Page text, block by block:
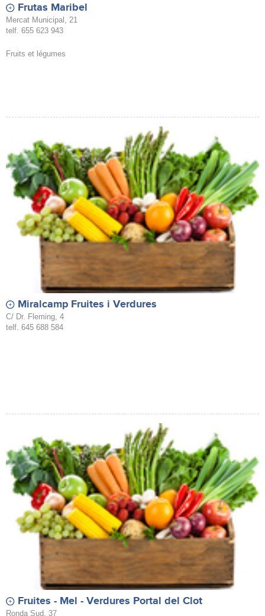
Frutas Maribel
Mercat Municipal, 21
telf. 655 623 943
Fruits et légumes
Miralcamp Fruites i Verdures
C/ Dr. Fleming, 4
telf. 645 688 584
Fruites - Mel - Verdures Portal del Clot
Ronda Sud, 37